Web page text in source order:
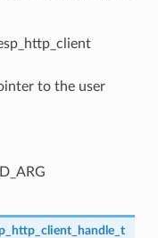
to the user